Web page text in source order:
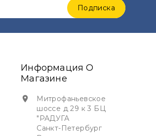
Информация О
Магазине

Митрофаньевское
шоссе д 29 к 3 БЦ
"РАДУГА
Санкт-Петербург